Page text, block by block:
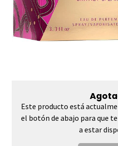
Este producto está
el botón de abajo para que
a estar